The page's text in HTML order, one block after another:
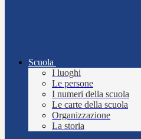
Scuola
I luoghi
Le persone
I numeri della scuola
Le carte della scuola
Organizzazione
La storia